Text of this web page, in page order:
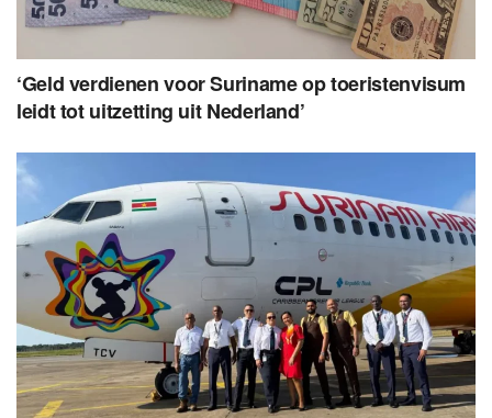
‘Geld verdienen voor Suriname op toeristenvisum
leidt tot uitzetting uit Nederland’